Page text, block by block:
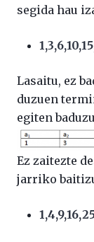
segida hau
Lasaitu, ez
duzuen
egiten
Ez zaitezte
jarriko